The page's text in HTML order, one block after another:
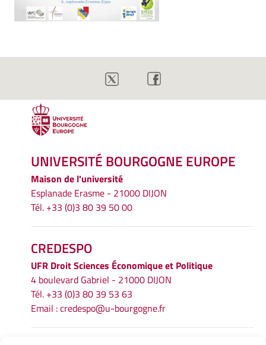
UNIVERSITÉ BOURGOGNE EUROPE
Maison de l'université
Esplanade Erasme - 21000 DIJON
Tél. +33 (0)3 80 39 50 00
CREDESPO
UFR Droit Sciences Économique et Politique
4 boulevard Gabriel - 21000 DIJON
Tél. +33 (0)3 80 39 53 63
Email :credespo@u-bourgogne.fr